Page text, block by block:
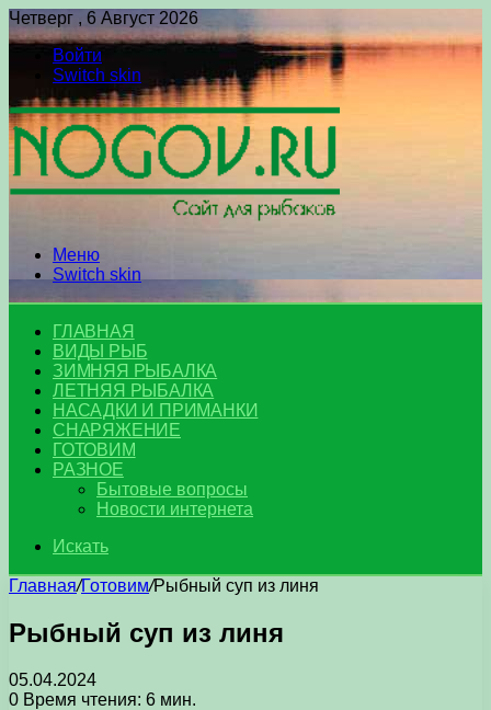
Четверг , 6 Август 2026
Войти
Switch skin
Меню
Switch skin
ГЛАВНАЯ
ВИДЫ РЫБ
ЗИМНЯЯ РЫБАЛКА
ЛЕТНЯЯ РЫБАЛКА
НАСАДКИ И ПРИМАНКИ
СНАРЯЖЕНИЕ
ГОТОВИМ
РАЗНОЕ
Бытовые вопросы
Новости интернета
Искать
Главная/Готовим/Рыбный суп из линя
Рыбный суп из линя
05.04.2024
0 Время чтения: 6 мин.